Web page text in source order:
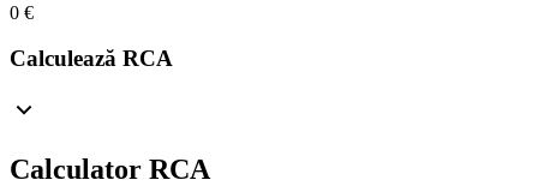
0 €
Calculează RCA
Calculator RCA